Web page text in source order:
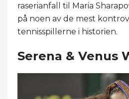
raserianfall til Maria
på noen av de mest
tennisspillerne i historien.
Serena & Venus